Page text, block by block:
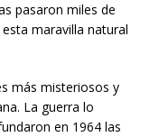
pasaron miles de
maravilla natural
más misteriosos y
La guerra lo
en 1964 las